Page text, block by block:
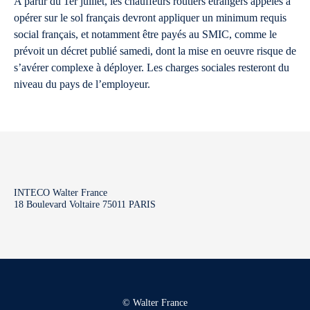
opérer sur le sol français devront appliquer un minimum requis
social français, et notamment être payés au SMIC, comme le
prévoit un décret publié samedi, dont la mise en oeuvre risque de
s’avérer complexe à déployer. Les charges sociales resteront du
niveau du pays de l’employeur.
INTECO Walter France
18 Boulevard Voltaire 75011 PARIS
© Walter France